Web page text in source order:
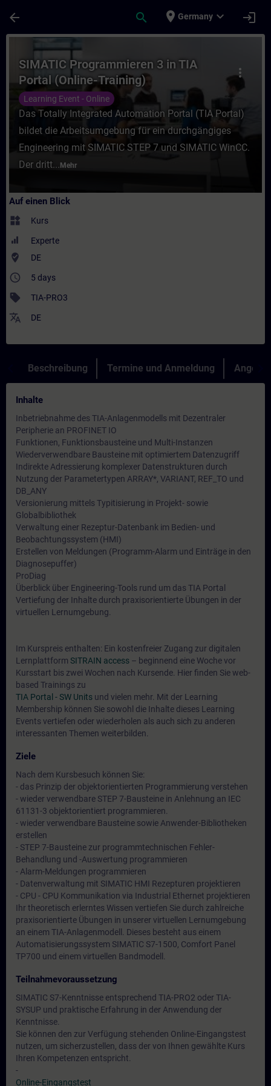
arrow_back search place Germany expand_more login
Kurs - SIMATIC Programmieren 3 in TIA
more_vert
SIMATIC Programmieren 3 in TIA
Portal (Online-Training)
Learning Event - Online
Das Totally Integrated Automation Portal (TIA Portal)
bildet die Arbeitsumgebung für ein durchgängiges
Engineering mit SIMATIC STEP 7 und SIMATIC WinCC.
Der dritt... Mehr
Auf einen Blick
widgets Kurs
Experte
where_to_vote DE
access_time 5 days
sell TIA-PRO3
translate DE
Beschreibung Termine und Anmeldung Angebot
Inhalte
Inbetriebnahme des TIA-Anlagenmodells mit Dezentraler
Peripherie an PROFINET IO
Funktionen, Funktionsbausteine und Multi-Instanzen
Wiederverwendbare Bausteine mit optimiertem Datenzugriff
Indirekte Adressierung komplexer Datenstrukturen durch
Nutzung der Parametertypen ARRAY*, VARIANT, REF_TO und
DB_ANY
Versionierung mittels Typitisierung in Projekt- sowie
Globalbibliothek
Verwaltung einer Rezeptur-Datenbank im Bedien- und
Beobachtungssystem (HMI)
Erstellen von Meldungen (Programm-Alarm und Einträge in den
Diagnosepuffer)
ProDiag
Überblick über Engineering-Tools rund um das TIA Portal
Vertiefung der Inhalte durch praxisorientierte Übungen in der
virtuellen Lernumgebung.
Im Kurspreis enthalten: Ein kostenfreier Zugang zur digitalen
Lernplattform SITRAIN access – beginnend eine Woche vor
Kursstart bis zwei Wochen nach Kursende. Hier finden Sie web-
based Trainings zu
TIA Portal - SW Units und vielen mehr. Mit der Learning
Membership können Sie sowohl die Inhalte dieses Learning
Events vertiefen oder wiederholen als auch sich zu anderen
interessanten Themen weiterbilden.
Ziele
Nach dem Kursbesuch können Sie:
- das Prinzip der objektorientierten Programmierung verstehen
- wieder verwendbare STEP 7-Bausteine in Anlehnung an IEC
61131-3 objektorientiert programmieren.
- wieder verwendbare Bausteine sowie Anwender-Bibliotheken
erstellen
- STEP 7-Bausteine zur programmtechnischen Fehler-
Behandlung und -Auswertung programmieren
- Alarm-Meldungen programmieren
- Datenverwaltung mit SIMATIC HMI Rezepturen projektieren
- CPU - CPU Kommunikation via Industrial Ethernet projektieren
Ihr theoretisch erlerntes Wissen vertiefen Sie durch zahlreiche
praxisorientierte Übungen in unserer virtuellen Lernumgebung
an einem TIA-Anlagenmodell. Dieses besteht aus einem
Automatisierungssystem SIMATIC S7-1500, Comfort Panel
TP700 und einem virtuellen Bandmodell.
Teilnahmevoraussetzung
SIMATIC S7-Kenntnisse entsprechend TIA-PRO2 oder TIA-
SYSUP und praktische Erfahrung in der Anwendung der
Kenntnisse.
Sie können den zur Verfügung stehenden Online-Eingangstest
nutzen, um sicherzustellen, dass der von Ihnen gewählte Kurs
Ihren Kompetenzen entspricht.
-
Online-Eingangstest